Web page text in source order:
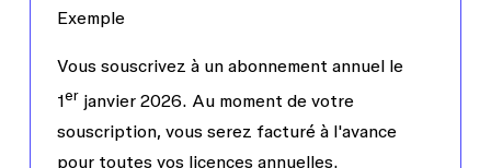
Exemple
Vous souscrivez à un abonnement annuel le
1er janvier 2026. Au moment de votre
souscription, vous serez facturé à l'avance
pour toutes vos licences annuelles.